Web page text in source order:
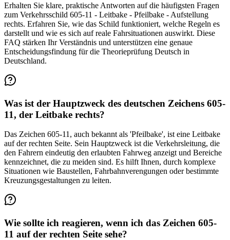
Erhalten Sie klare, praktische Antworten auf die häufigsten Fragen
zum Verkehrsschild 605-11 - Leitbake - Pfeilbake - Aufstellung
rechts. Erfahren Sie, wie das Schild funktioniert, welche Regeln es
darstellt und wie es sich auf reale Fahrsituationen auswirkt. Diese
FAQ stärken Ihr Verständnis und unterstützen eine genaue
Entscheidungsfindung für die Theorieprüfung Deutsch in
Deutschland.
Was ist der Hauptzweck des deutschen Zeichens 605-
11, der Leitbake rechts?
Das Zeichen 605-11, auch bekannt als 'Pfeilbake', ist eine Leitbake
auf der rechten Seite. Sein Hauptzweck ist die Verkehrsleitung, die
den Fahrern eindeutig den erlaubten Fahrweg anzeigt und Bereiche
kennzeichnet, die zu meiden sind. Es hilft Ihnen, durch komplexe
Situationen wie Baustellen, Fahrbahnverengungen oder bestimmte
Kreuzungsgestaltungen zu leiten.
Wie sollte ich reagieren, wenn ich das Zeichen 605-
11 auf der rechten Seite sehe?